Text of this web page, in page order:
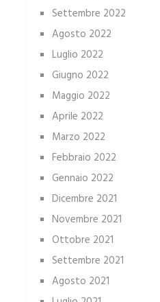
Settembre 2022
Agosto 2022
Luglio 2022
Giugno 2022
Maggio 2022
Aprile 2022
Marzo 2022
Febbraio 2022
Gennaio 2022
Dicembre 2021
Novembre 2021
Ottobre 2021
Settembre 2021
Agosto 2021